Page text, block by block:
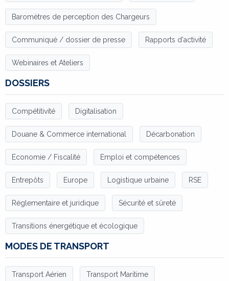
Baromètres de perception des Chargeurs
Communiqué / dossier de presse Rapports d'activité
Webinaires et Ateliers
DOSSIERS
Compétitivité Digitalisation
Douane & Commerce international Décarbonation
Economie / Fiscalité Emploi et compétences
Entrepôts Europe Logistique urbaine RSE
Réglementaire et juridique Sécurité et sûreté
Transitions énergétique et écologique
MODES DE TRANSPORT
Transport Aérien Transport Maritime